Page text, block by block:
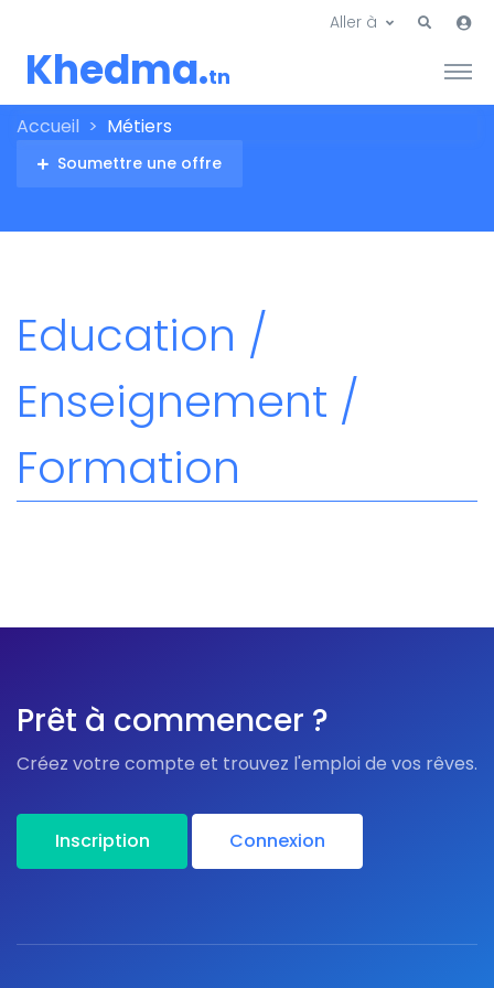
Aller à
Khedma.tn
Accueil Métiers
Soumettre une offre
Education /
Enseignement /
Formation
Prêt à commencer ?
Créez votre compte et trouvez l'emploi de vos rêves.
Inscription Connexion